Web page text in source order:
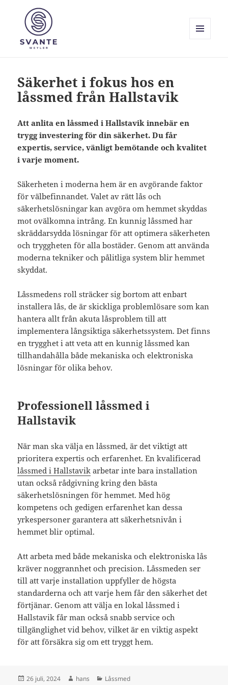
Säkerhet i fokus hos en
låssmed från Hallstavik
Att anlita en låssmed i Hallstavik innebär en
trygg investering för din säkerhet. Du får
expertis, service, vänligt bemötande och kvalitet
i varje moment.
Säkerheten i moderna hem är en avgörande faktor
för välbefinnandet. Valet av rätt lås och
säkerhetslösningar kan avgöra om hemmet skyddas
mot ovälkomna intrång. En kunnig låssmed har
skräddarsydda lösningar för att optimera säkerheten
och tryggheten för alla bostäder. Genom att använda
moderna tekniker och pålitliga system blir hemmet
skyddat.
Låssmedens roll sträcker sig bortom att enbart
installera lås, de är skickliga problemlösare som kan
hantera allt från akuta låsproblem till att
implementera långsiktiga säkerhetssystem. Det finns
en trygghet i att veta att en kunnig låssmed kan
tillhandahålla både mekaniska och elektroniska
lösningar för olika behov.
Professionell låssmed i
Hallstavik
När man ska välja en låssmed, är det viktigt att
prioritera expertis och erfarenhet. En kvalificerad
låssmed i Hallstavik arbetar inte bara installation
utan också rådgivning kring den bästa
säkerhetslösningen för hemmet. Med hög
kompetens och gedigen erfarenhet kan dessa
yrkespersoner garantera att säkerhetsnivån i
hemmet blir optimal.
Att arbeta med både mekaniska och elektroniska lås
kräver noggrannhet och precision. Låssmeden ser
till att varje installation uppfyller de högsta
standarderna och att varje hem får den säkerhet det
förtjänar. Genom att välja en lokal låssmed i
Hallstavik får man också snabb service och
tillgänglighet vid behov, vilket är en viktig aspekt
för att försäkra sig om ett tryggt hem.
Postat
26 juli, 2024 Författare
hans Kategorier
Låssmed